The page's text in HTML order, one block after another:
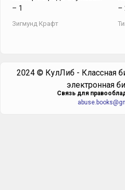
– 1
Зигмунд Крафт
–
2024 © КулЛиб - Классная
электронная
Cвязь для